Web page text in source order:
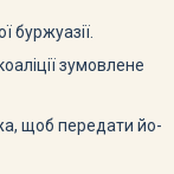
буржуазії.
зумовлене
щоб передати йо­